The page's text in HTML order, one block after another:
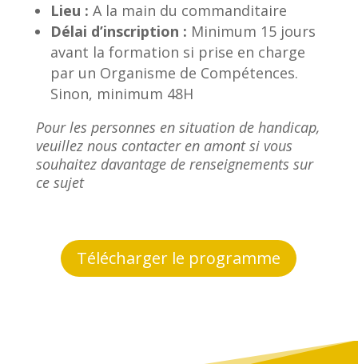
Lieu : A la main du commanditaire
Délai d’inscription : Minimum 15 jours
avant la formation si prise en charge
par un Organisme de Compétences.
Sinon, minimum 48H
Pour les personnes en situation de handicap,
veuillez nous contacter en amont si vous
souhaitez davantage de renseignements sur
ce sujet
Télécharger le programme